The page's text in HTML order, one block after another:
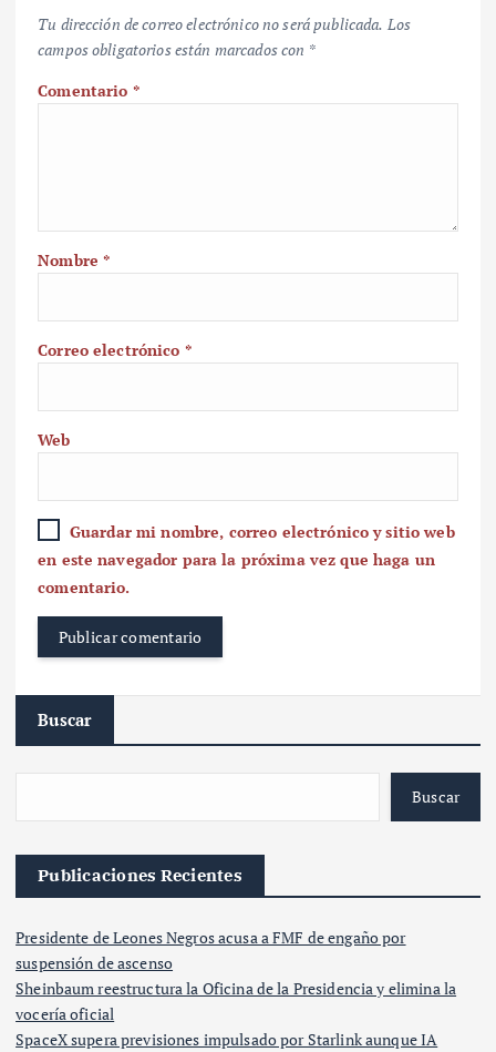
Tu dirección de correo electrónico no será publicada. Los
campos obligatorios están marcados con *
Comentario *
Nombre*
Correo electrónico *
Web
Guardar mi nombre, correo electrónico y sitio web
en este navegador para la próxima vez que haga un
comentario.
Buscar
Buscar
Publicaciones Recientes
Presidente de Leones Negros acusa a FMF de engaño por
suspensión de ascenso
Sheinbaum reestructura la Oficina de la Presidencia y elimina la
vocería oficial
SpaceX supera previsiones impulsado por Starlink aunque IA